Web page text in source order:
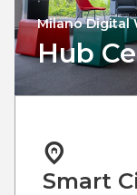
Milano Digital
Hub
Smart